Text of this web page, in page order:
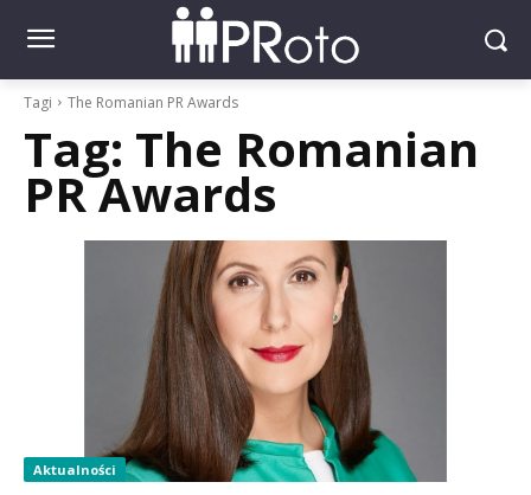
Tagi The Romanian PR Awards
Tag: The Romanian
PR Awards
Aktualności